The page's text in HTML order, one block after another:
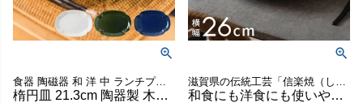
食器 陶磁器 和 洋 中 ランチプレート パスタ皿 オーバルトレイ
楕円皿 21.3cm 陶器製 木瓜皿 中皿 取り皿 [92084-wh 92084-gr 92084-nv]【 楕円プレート オーバルプレート カレー皿 ディッシュプレート 焼物皿 おしゃれ アジアン アジアン雑貨 エスニック エスニック料理 北欧 】
和食にも洋食にも使いやすい 信楽焼 藍（あい） オーバルプレート[94935]